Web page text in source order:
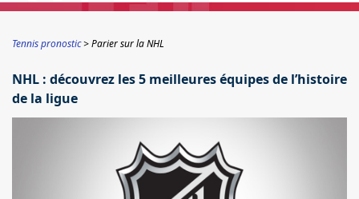
Tennis pronostic Parier sur la NHL
NHL : découvrez les 5 meilleures équipes de l’histoire
de la ligue